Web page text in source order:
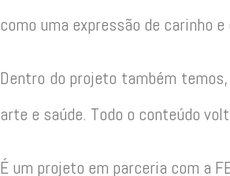
como uma expressão de carinho e
Dentro do projeto também
arte e saúde. Todo o conteúdo
É um projeto em parceria com a